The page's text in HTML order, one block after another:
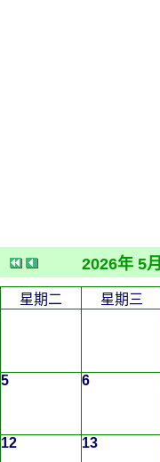
2026年 5月
星期二 星期三
5 6
12 13